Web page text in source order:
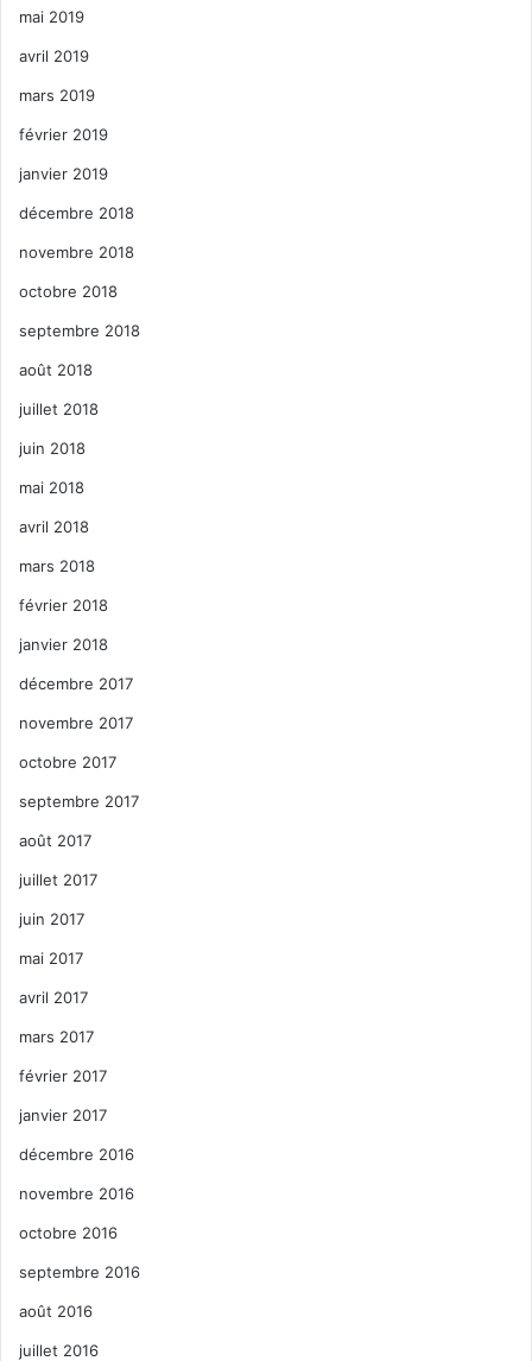
mai 2019
avril 2019
mars 2019
février 2019
janvier 2019
décembre 2018
novembre 2018
octobre 2018
septembre 2018
août 2018
juillet 2018
juin 2018
mai 2018
avril 2018
mars 2018
février 2018
janvier 2018
décembre 2017
novembre 2017
octobre 2017
septembre 2017
août 2017
juillet 2017
juin 2017
mai 2017
avril 2017
mars 2017
février 2017
janvier 2017
décembre 2016
novembre 2016
octobre 2016
septembre 2016
août 2016
juillet 2016